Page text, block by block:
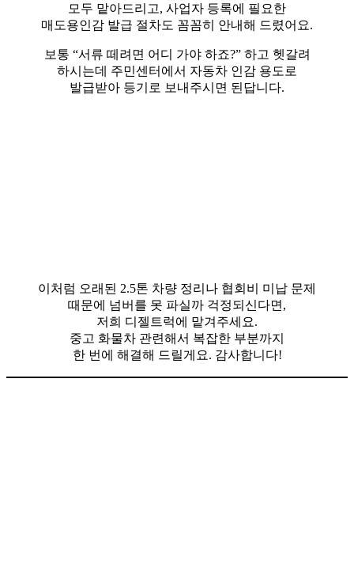
모두 맡아드리고, 사업자 등록에 필요한
매도용인감 발급 절차도 꼼꼼히 안내해 드렸어요.
​보통 “서류 떼려면 어디 가야 하죠?” 하고 헷갈려
하시는데 주민센터에서 자동차 인감 용도로
발급받아 등기로 보내주시면 된답니다.
이처럼 오래된 2.5톤 차량 정리나 협회비 미납 문제
때문에 넘버를 못 파실까 걱정되신다면,
저희 디젤트럭에 맡겨주세요.
중고 화물차 관련해서 복잡한 부분까지
한 번에 해결해 드릴게요. 감사합니다!